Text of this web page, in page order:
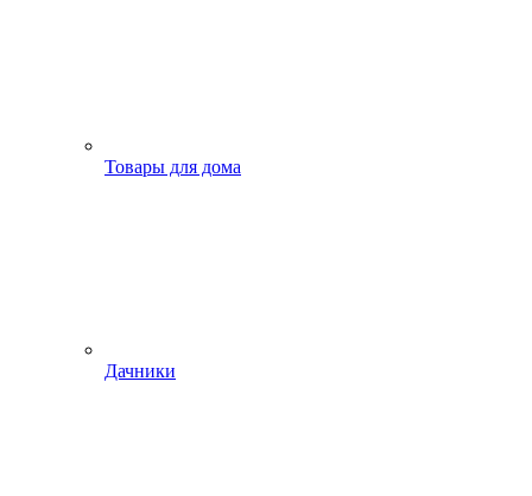
Товары для дома
Дачники